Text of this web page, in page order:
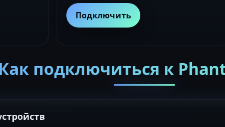
Подключить
подключиться к